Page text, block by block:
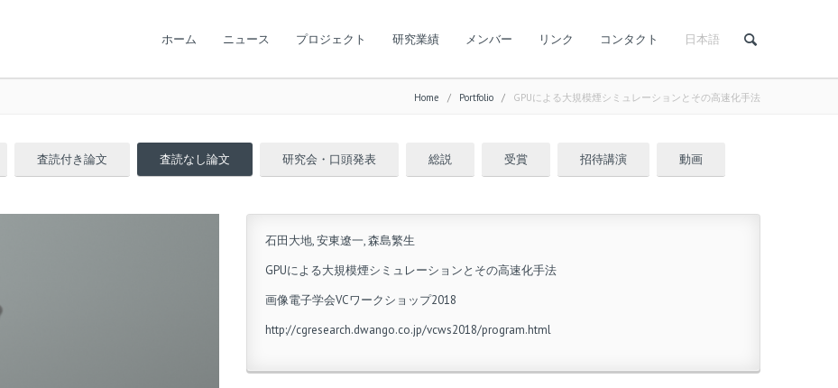
ホーム ニュース プロジェクト 研究業績 メンバー リンク コンタクト 日本語
Home / Portfolio / GPUによる大規模煙シミュレーションとその高速化手法
査読付き論文 査読なし論文 研究会・口頭発表 総説 受賞 招待講演 動画
石田大地, 安東遼一, 森島繁生
GPUによる大規模煙シミュレーションとその高速化手法
画像電子学会VCワークショップ2018
http://cgresearch.dwango.co.jp/vcws2018/program.html